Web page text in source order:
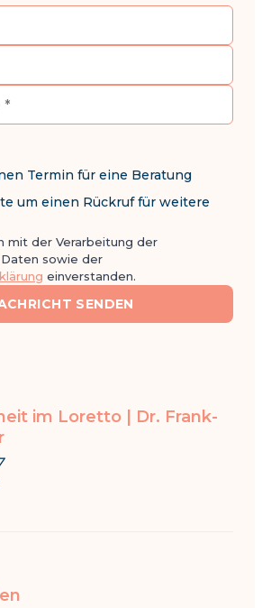
Termin für eine Beratung
um einen Rückruf für weitere
mit der Verarbeitung der
sowie der
einverstanden.
SENDEN
im Loretto | Dr. Frank-